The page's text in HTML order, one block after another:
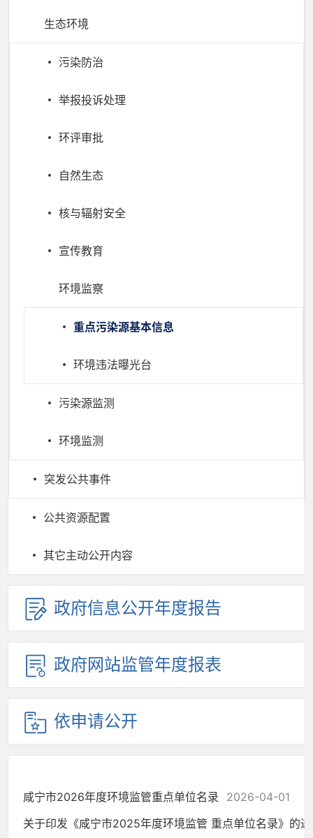
生态环境
污染防治
举报投诉处理
环评审批
自然生态
核与辐射安全
宣传教育
环境监察
重点污染源基本信息
环境违法曝光台
污染源监测
环境监测
突发公共事件
公共资源配置
其它主动公开内容
政府信息公开年度报告
政府网站监管年度报表
依申请公开
咸宁市2026年度环境监管重点单位名录
2026-04-01
关于印发《咸宁市2025年度环境监管 重点单位名录》的